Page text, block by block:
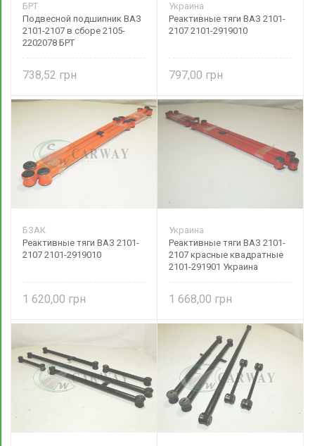
БРТ
Подвесной подшипник ВАЗ
2101-2107 в сборе 2105-
2202078 БРТ
738,52
Украина
Реактивные тяги ВАЗ 2101-
2107 2101-2919010
797,00
БЗАК
Реактивные тяги ВАЗ 2101-
2107 2101-2919010
1 620,00
Украина
Реактивные тяги ВАЗ 2101-
2107 красные квадратные
2101-291901 Украина
1 668,00